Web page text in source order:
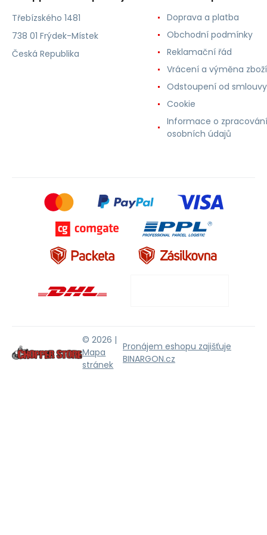
Třebízského 1481
738 01 Frýdek-Místek
Česká Republika
Doprava a platba
Obchodní podmínky
Reklamační řád
Vrácení a výměna zboží
Odstoupení od smlouvy
Cookie
Informace o zpracování
osobních údajů
© 2026 |
Mapa
stránek
Pronájem eshopu zajišťuje
BINARGON.cz